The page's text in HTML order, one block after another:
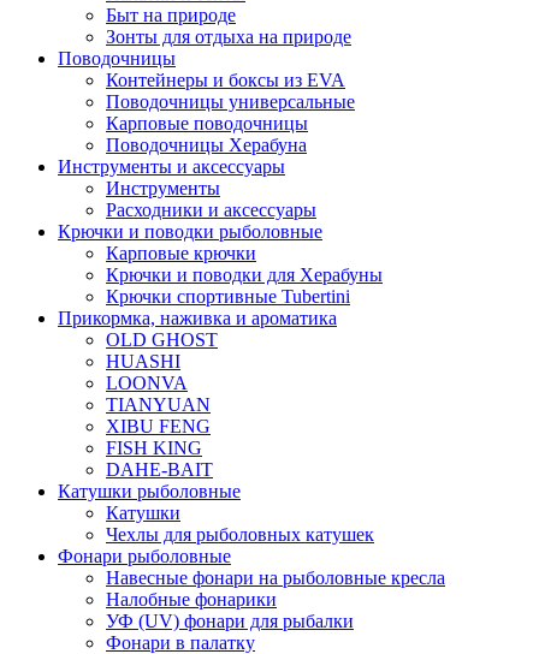
Быт на природе
Зонты для отдыха на природе
Поводочницы
Контейнеры и боксы из EVA
Поводочницы универсальные
Карповые поводочницы
Поводочницы Херабуна
Инструменты и аксессуары
Инструменты
Расходники и аксессуары
Крючки и поводки рыболовные
Карповые крючки
Крючки и поводки для Херабуны
Крючки спортивные Tubertini
Прикормка, наживка и ароматика
OLD GHOST
HUASHI
LOONVA
TIANYUAN
XIBU FENG
FISH KING
DAHE-BAIT
Катушки рыболовные
Катушки
Чехлы для рыболовных катушек
Фонари рыболовные
Навесные фонари на рыболовные кресла
Налобные фонарики
УФ (UV) фонари для рыбалки
Фонари в палатку